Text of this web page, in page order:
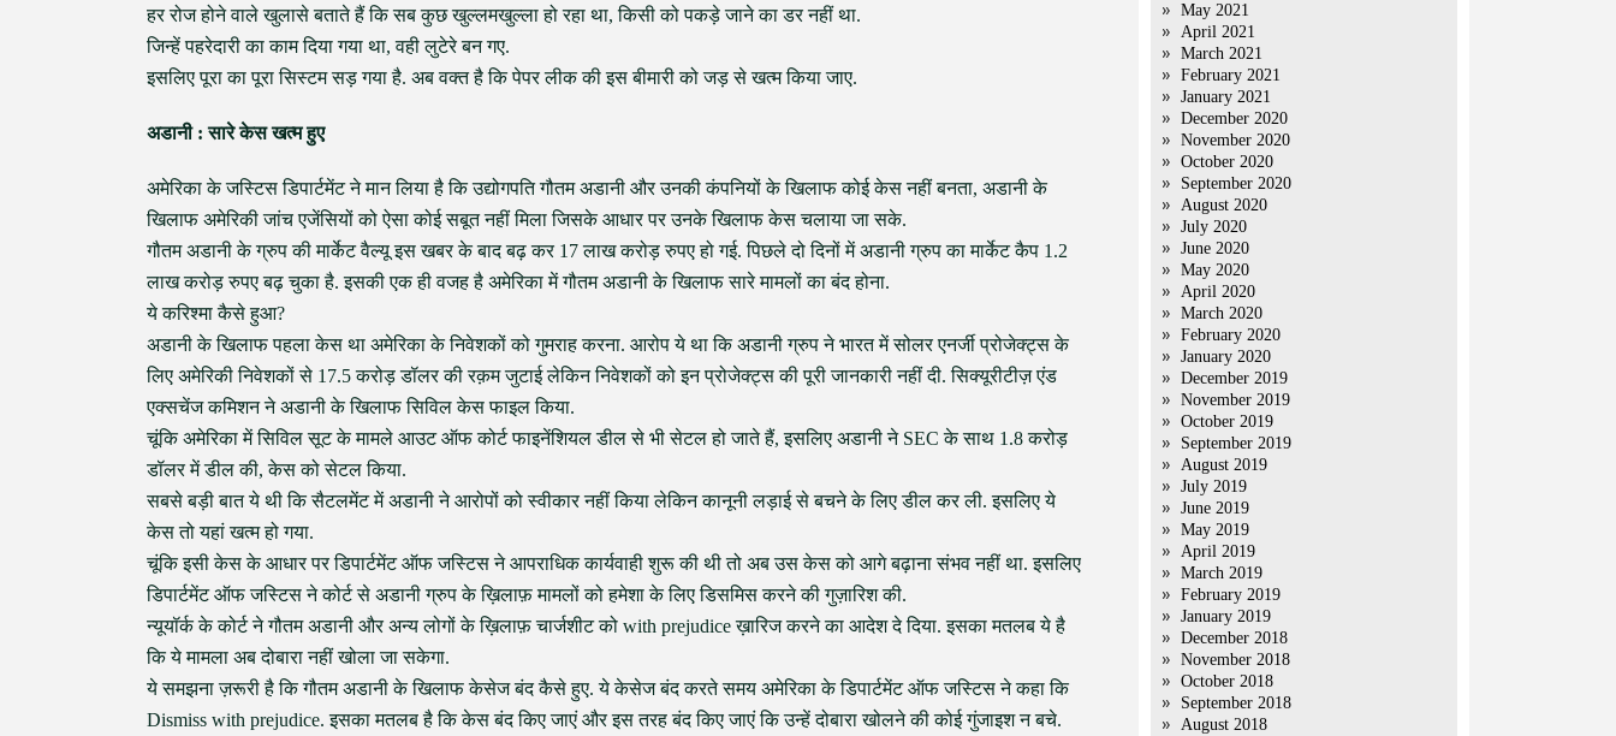
हर रोज होने वाले खुलासे बताते हैं कि सब कुछ खुल्लमखुल्ला हो रहा था, किसी को पकड़े जाने का डर नहीं था.
जिन्हें पहरेदारी का काम दिया गया था, वही लुटेरे बन गए.
इसलिए पूरा का पूरा सिस्टम सड़ गया है. अब वक्त है कि पेपर लीक की इस बीमारी को जड़ से खत्म किया जाए.
अडानी : सारे केस खत्म हुए
अमेरिका के जस्टिस डिपार्टमेंट ने मान लिया है कि उद्योगपति गौतम अडानी और उनकी कंपनियों के खिलाफ कोई केस नहीं बनता, अडानी के
खिलाफ अमेरिकी जांच एजेंसियों को ऐसा कोई सबूत नहीं मिला जिसके आधार पर उनके खिलाफ केस चलाया जा सके.
गौतम अडानी के ग्रुप की मार्केट वैल्यू इस खबर के बाद बढ़ कर 17 लाख करोड़ रुपए हो गई. पिछले दो दिनों में अडानी ग्रुप का मार्केट कैप 1.2
लाख करोड़ रुपए बढ़ चुका है. इसकी एक ही वजह है अमेरिका में गौतम अडानी के खिलाफ सारे मामलों का बंद होना.
ये करिश्मा कैसे हुआ?
अडानी के खिलाफ पहला केस था अमेरिका के निवेशकों को गुमराह करना. आरोप ये था कि अडानी ग्रुप ने भारत में सोलर एनर्जी प्रोजेक्ट्स के
लिए अमेरिकी निवेशकों से 17.5 करोड़ डॉलर की रक़म जुटाई लेकिन निवेशकों को इन प्रोजेक्ट्स की पूरी जानकारी नहीं दी. सिक्यूरीटीज़ एंड
एक्सचेंज कमिशन ने अडानी के खिलाफ सिविल केस फाइल किया.
चूंकि अमेरिका में सिविल सूट के मामले आउट ऑफ कोर्ट फाइनेंशियल डील से भी सेटल हो जाते हैं, इसलिए अडानी ने SEC के साथ 1.8 करोड़
डॉलर में डील की, केस को सेटल किया.
सबसे बड़ी बात ये थी कि सैटलमेंट में अडानी ने आरोपों को स्वीकार नहीं किया लेकिन कानूनी लड़ाई से बचने के लिए डील कर ली. इसलिए ये
केस तो यहां खत्म हो गया.
चूंकि इसी केस के आधार पर डिपार्टमेंट ऑफ जस्टिस ने आपराधिक कार्यवाही शुरू की थी तो अब उस केस को आगे बढ़ाना संभव नहीं था. इसलिए
डिपार्टमेंट ऑफ जस्टिस ने कोर्ट से अडानी ग्रुप के ख़िलाफ़ मामलों को हमेशा के लिए डिसमिस करने की गुज़ारिश की.
न्यूयॉर्क के कोर्ट ने गौतम अडानी और अन्य लोगों के ख़िलाफ़ चार्जशीट को with prejudice ख़ारिज करने का आदेश दे दिया. इसका मतलब ये है
कि ये मामला अब दोबारा नहीं खोला जा सकेगा.
ये समझना ज़रूरी है कि गौतम अडानी के खिलाफ केसेज बंद कैसे हुए. ये केसेज बंद करते समय अमेरिका के डिपार्टमेंट ऑफ जस्टिस ने कहा कि
Dismiss with prejudice. इसका मतलब है कि केस बंद किए जाएं और इस तरह बंद किए जाएं कि उन्हें दोबारा खोलने की कोई गुंजाइश न बचे.
May 2021
April 2021
March 2021
February 2021
January 2021
December 2020
November 2020
October 2020
September 2020
August 2020
July 2020
June 2020
May 2020
April 2020
March 2020
February 2020
January 2020
December 2019
November 2019
October 2019
September 2019
August 2019
July 2019
June 2019
May 2019
April 2019
March 2019
February 2019
January 2019
December 2018
November 2018
October 2018
September 2018
August 2018